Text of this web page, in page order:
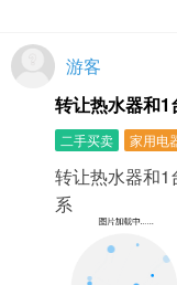
网站列入“
号使用发
态中，遇
免他人使
您的某些
核”的信
来，没通
不了信
游客
转让热水器和1
二手买卖 家用电
转让热水器和1
系